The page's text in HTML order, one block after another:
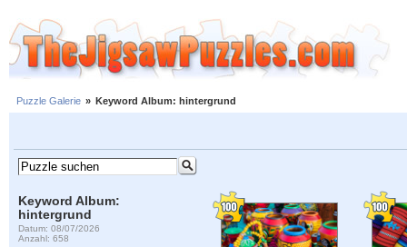
Puzzle Galerie » Keyword Album: hintergrund
Keyword Album:
hintergrund
Datum: 08/07/2026
Anzahl: 658